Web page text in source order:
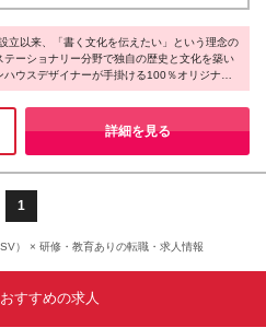
、動き、成果を出すことが好きな方
。 生活に負担がかからないよう、ス
ス、在宅、直行直帰、育児配慮により
など、ライフステージに合わせて柔軟
ご用意しています。
給します（36協定による）
ています。 ※6ケ月の試用期間は不可
区代々木5-48-1 ＜銀座直営店＞
の範囲)上記を除く当
中のトップブランドが集まる文化の
そんな一等地に構える直営店は、
伝えるための特別な拠点です。 訪れ
文化に触れるための一歩を体感してい
ペーパーステーショナリーブランド
地から時代に合わせた“書く文化”を届
。
立以来、「書く文化を伝えたい」という理念の
テーショナリー分野で独自の歴史と文化を築い
ウスデザイナーが手掛ける100％オリジナル
い年代の方が使いやすく、美しい製品です。紙
にも細かく配慮し、日常の様々なシーンで気持
くりを追求。細かなこだわりが、お客様から長
実感しました。
詳細を見る
1
） × 研修・教育ありの転職・求人情報
すすめの求人